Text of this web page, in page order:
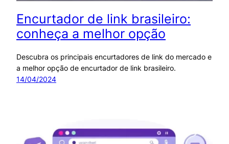
Encurtador de link brasileiro:
conheça a melhor opção
Descubra os principais encurtadores de link do mercado e
a melhor opção de encurtador de link brasileiro.
14/04/2024